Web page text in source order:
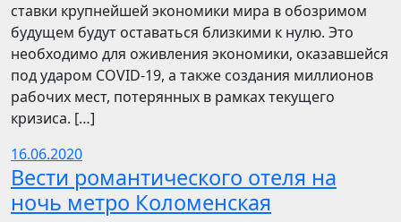
ставки крупнейшей экономики мира в обозримом
будущем будут оставаться близкими к нулю. Это
необходимо для оживления экономики, оказавшейся
под ударом COVID-19, а также создания миллионов
рабочих мест, потерянных в рамках текущего
кризиса. […]
16.06.2020
Вести романтического отеля на
ночь метро Коломенская